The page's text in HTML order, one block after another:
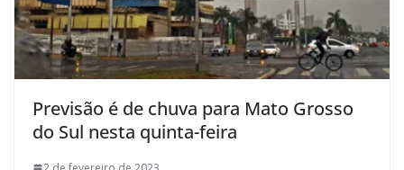
Previsão é de chuva para Mato Grosso
do Sul nesta quinta-feira